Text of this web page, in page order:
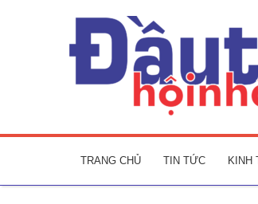
TRANG CHỦ TIN TỨC KINH